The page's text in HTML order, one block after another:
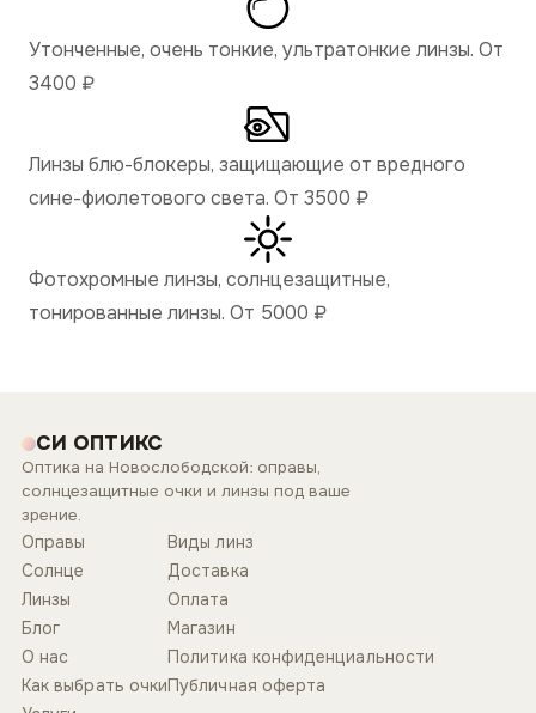
Утонченные, очень тонкие, ультратонкие линзы. От
3400 ₽
Линзы блю-блокеры, защищающие от вредного
сине-фиолетового света. От 3500 ₽
Фотохромные линзы, солнцезащитные,
тонированные линзы. От 5000 ₽
СИ ОПТИКС
Оптика на Новослободской: оправы,
солнцезащитные очки и линзы под ваше
зрение.
Оправы
Солнце
Линзы
Блог
О нас
Как выбрать очки
Виды линз
Доставка
Оплата
Магазин
Политика конфиденциальности
Публичная оферта